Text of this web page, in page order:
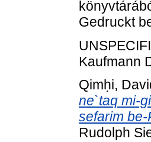
Gedruckt
Kaufmann
Qimḥi,
ne`taq mi-
sefarim be-
Rudolph